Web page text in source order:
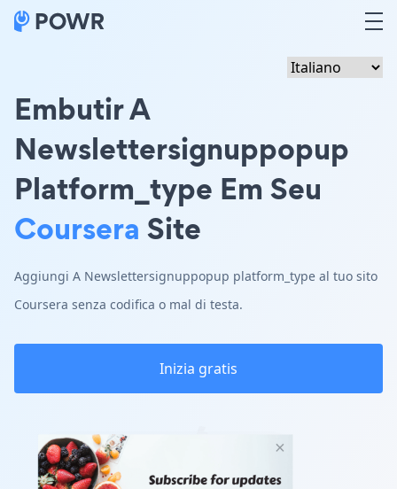
Embutir A
Newslettersignuppopup
Platform_type Em Seu
Coursera Site
Aggiungi A Newslettersignuppopup platform_type al tuo sito
Coursera senza codifica o mal di testa.
Inizia gratis